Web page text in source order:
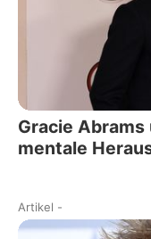
Gracie Abrams
mentale
Artikel -